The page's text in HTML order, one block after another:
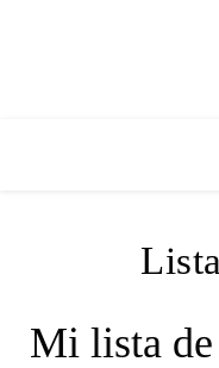
Mi lista de